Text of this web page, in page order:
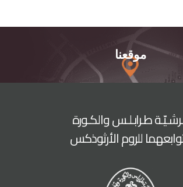
موقعنا
طـرابـلـس والكـورة
للروم الأرثوذكس